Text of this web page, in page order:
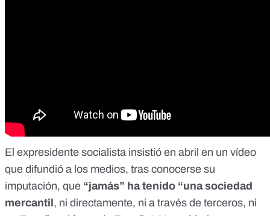
El expresidente socialista insistió en abril en un vídeo
que difundió a los medios, tras conocerse su
imputación, que “jamás” ha tenido “una sociedad
mercantil , ni directamente, ni a través de terceros, ni